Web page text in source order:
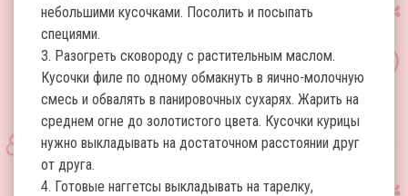
небольшими кусочками. Посолить и посыпать
специями.
3. Разогреть сковороду с растительным маслом.
Кусочки филе по одному обмакнуть в яично-молочную
смесь и обвалять в панировочных сухарях. Жарить на
среднем огне до золотистого цвета. Кусочки курицы
нужно выкладывать на достаточном расстоянии друг
от друга.
4. Готовые наггетсы выкладывать на тарелку,